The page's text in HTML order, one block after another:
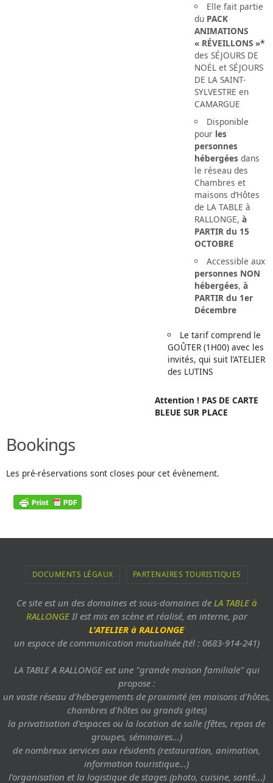
Elle fait partie
du PACK
ANIMATIONS
« RÉVEILLONS »*
des SÉJOURS DE
NOËL et SÉJOURS
DE LA SAINT-
SYLVESTRE en
CAMARGUE
Disponible
pour les
personnes
hébergées dans
le réseau des
Chambres et
maisons d’Hôtes
de LA TABLE à
RALLONGE, à
PARTIR du 15
OCTOBRE
Accessible aux
personnes NON
hébergées, à
PARTIR du 1er
Décembre
Le tarif comprend le
GOÛTER (1H00) avec les
invités, qui suit l’ATELIER
des LUTINS
Attention ! PAS DE CARTE
BLEUE SUR PLACE
Bookings
Les pré-réservations sont closes pour cet évènement.
DOCUMENTS LÉGAUX PARTENAIRES TOURISTIQUES
Ce site est un des domaines et sous-domaines de LA TABLE à
RALLONGEIl est mis en scène et réalisé, en interne, par
L'ATELIER à RALLONGE
un espace de communication mutualisée (tél : 0683-914-241)
LA TABLE A RALLONGE est une "grande maison familiale" qui
propose :
un vaste réseau d'hébergements de proximité (en maisons d'hôtes,
chambres d'hôtes ou grands gites)
la privatisation d'espaces ou la location de salle (fêtes, repas de
groupes, séminaires...)
de nombreux services aux résidents (restauration, animation,
information touristique...)
l'organisation et la logistique de stages (photo, cuisine, santé...)